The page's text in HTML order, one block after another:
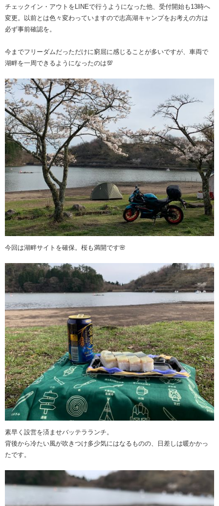
チェックイン・アウトをLINEで行うようになった他、受付開始も13時へ
変更。以前とは色々変わっていますので志高湖キャンプをお考えの方は
必ず事前確認を。
今までフリーダムだっただけに窮屈に感じることが多いですが、車両で
湖畔を一周できるようになったのは💯
今回は湖畔サイトを確保。桜も満開です🌸
素早く設営を済ませバッテラランチ。
背後から冷たい風が吹きつけ多少気にはなるものの、日差しは暖かかっ
たです。